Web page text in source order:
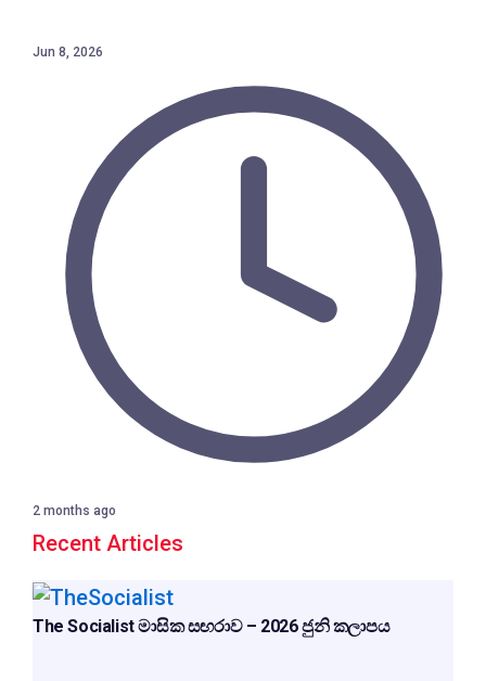
Jun 8, 2026
2 months ago
Recent Articles
The Socialist මාසික සඟරාව – 2026 ජුනි කලාපය